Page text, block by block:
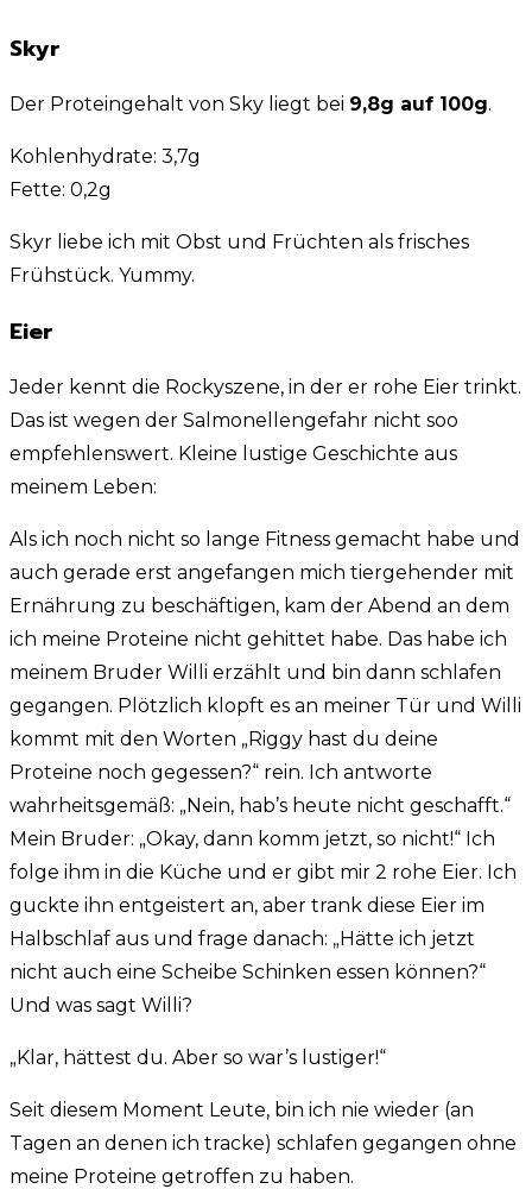
Skyr
Der Proteingehalt von Sky liegt bei 9,8g auf 100g.
Kohlenhydrate: 3,7g
Fette: 0,2g
Skyr liebe ich mit Obst und Früchten als frisches
Frühstück. Yummy.
Eier
Jeder kennt die Rockyszene, in der er rohe Eier trinkt.
Das ist wegen der Salmonellengefahr nicht soo
empfehlenswert. Kleine lustige Geschichte aus
meinem Leben:
Als ich noch nicht so lange Fitness gemacht habe und
auch gerade erst angefangen mich tiergehender mit
Ernährung zu beschäftigen, kam der Abend an dem
ich meine Proteine nicht gehittet habe. Das habe ich
meinem Bruder Willi erzählt und bin dann schlafen
gegangen. Plötzlich klopft es an meiner Tür und Willi
kommt mit den Worten „Riggy hast du deine
Proteine noch gegessen?“ rein. Ich antworte
wahrheitsgemäß: „Nein, hab’s heute nicht geschafft.“
Mein Bruder: „Okay, dann komm jetzt, so nicht!“ Ich
folge ihm in die Küche und er gibt mir 2 rohe Eier. Ich
guckte ihn entgeistert an, aber trank diese Eier im
Halbschlaf aus und frage danach: „Hätte ich jetzt
nicht auch eine Scheibe Schinken essen können?“
Und was sagt Willi?
„Klar, hättest du. Aber so war’s lustiger!“
Seit diesem Moment Leute, bin ich nie wieder (an
Tagen an denen ich tracke) schlafen gegangen ohne
meine Proteine getroffen zu haben.